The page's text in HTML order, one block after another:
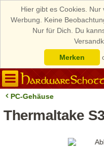
Hier gibt es Cookies.
Werbung. Keine
Nur für Dich. Du
Merken
PC-Gehäuse
Thermaltake